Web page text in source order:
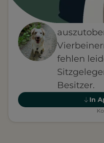
Die
idealer
fehlen
Besitzer.
In